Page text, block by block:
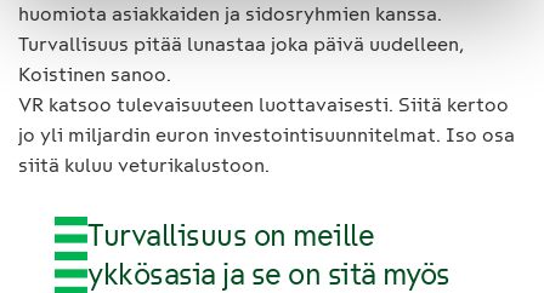
huomiota asiakkaiden ja sidosryhmien kanssa.
Turvallisuus pitää lunastaa joka päivä uudelleen,
Koistinen sanoo.
VR katsoo tulevaisuuteen luottavaisesti. Siitä kertoo
jo yli miljardin euron investointisuunnitelmat. Iso osa
siitä kuluu veturikalustoon.
Turvallisuus on meille
ykkösasia ja se on sitä myös